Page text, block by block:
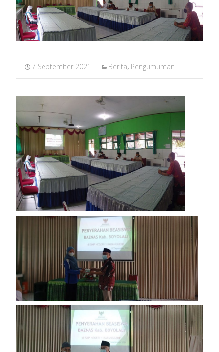
7 September 2021 Berita, Pengumuman